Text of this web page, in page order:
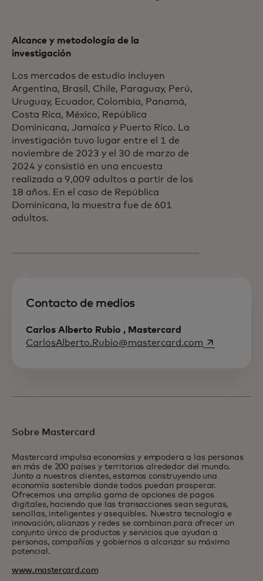
Alcance y metodología de la
investigación
Los mercados de estudio incluyen
Argentina, Brasil, Chile, Paraguay, Perú,
Uruguay, Ecuador, Colombia, Panamá,
Costa Rica, México, República
Dominicana, Jamaica y Puerto Rico. La
investigación tuvo lugar entre el 1 de
noviembre de 2023 y el 30 de marzo de
2024 y consistió en una encuesta
realizada a 9,009 adultos a partir de los
18 años. En el caso de República
Dominicana, la muestra fue de 601
adultos.
Contacto de medios
Carlos Alberto Rubio , Mastercard
CarlosAlberto.Rubio@mastercard.com se abre en
Sobre Mastercard
Mastercard impulsa economías y empodera a las personas
en más de 200 países y territorios alrededor del mundo.
Junto a nuestros clientes, estamos construyendo una
economía sostenible donde todos puedan prosperar.
Ofrecemos una amplia gama de opciones de pagos
digitales, haciendo que las transacciones sean seguras,
sencillas, inteligentes y asequibles. Nuestra tecnología e
innovación, alianzas y redes se combinan para ofrecer un
conjunto único de productos y servicios que ayudan a
personas, compañías y gobiernos a alcanzar su máximo
potencial.
www.mastercard.com